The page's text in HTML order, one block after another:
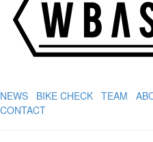
NEWS BIKE CHECK TEAM
CONTACT